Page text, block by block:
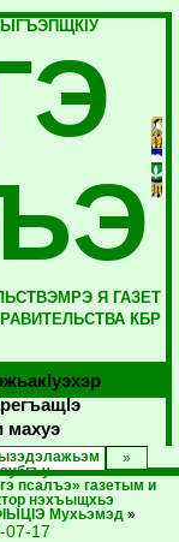
Я ГАЗЕТ
КБР
махуэ
псалъэ» газетым и
нэхъыщхьэ
Мухьэмэд »
07-17